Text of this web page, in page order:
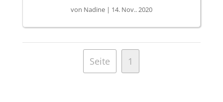
von Nadine| 14. Nov.. 2020
Seite 1